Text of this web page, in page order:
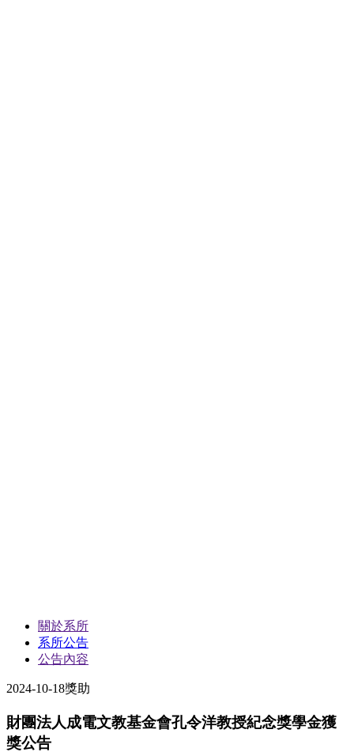
關於系所
系所公告
公告內容
2024-10-18獎助
財團法人成電文教基金會孔令洋教授紀念獎學金獲
獎公告